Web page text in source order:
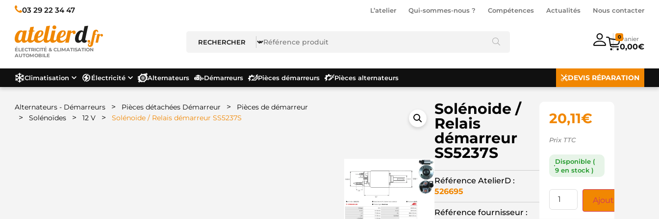
03 29 22 34 47 L’atelier Qui-sommes-nous ? Compétences Actualités Nous contacter
ÉLECTRICITÉ & CLIMATISATION
AUTOMOBILE
0,00€
0
Climatisation Électricité Alternateurs Démarreurs Pièces démarreurs Pièces alternateurs DEVIS RÉPARATION
Alternateurs - Démarreurs > Pièces détachées Démarreur > Pièces de démarreur
> Solénoïdes > 12 V > Solénoide / Relais démarreur SS5237S
Solénoide /
Relais
démarreur
SS5237S
Référence AtelierD :
526695
Référence fournisseur :
20,11€
Prix TTC
Disponible (
9 en stock )
Ajouter au